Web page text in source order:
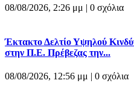
08/08/2026, 2:26 μμ | 0 σχόλια
Έκτακτο Δελτίο Υψηλού
στην Π.Ε. Πρέβεζας την...
08/08/2026, 12:56 μμ | 0 σχόλια